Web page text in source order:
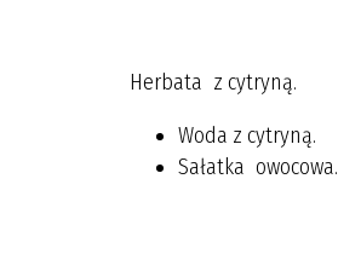
Herbata z cytryną.
Woda z cytryną.
Sałatka owocowa.